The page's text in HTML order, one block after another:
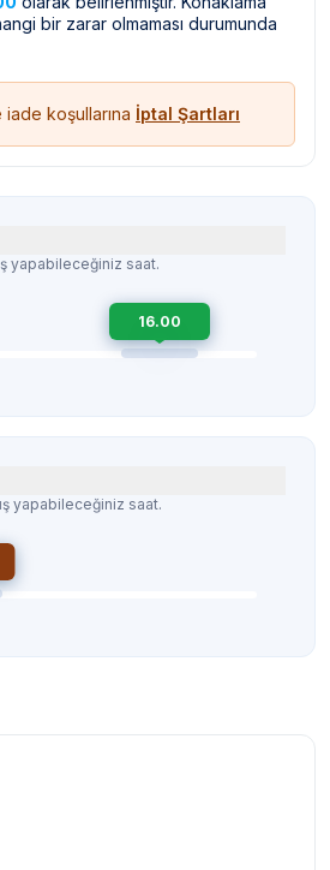
bir zarar olmaması durumunda
koşullarına İptal Şartları
yapabileceğiniz saat.
16.00
yapabileceğiniz saat.